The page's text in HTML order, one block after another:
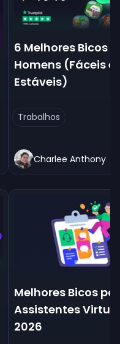
6 Melhores Bicos
Homens (Fáceis e
Estáveis)
Trabalhos
Charlee Anthony
Melhores Bicos
Assistentes
2026